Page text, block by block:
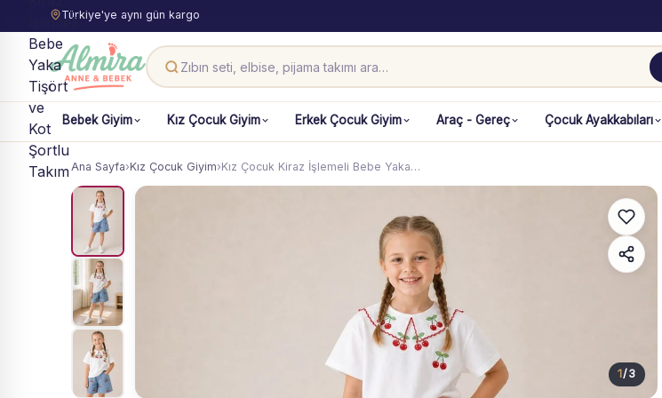
Türkiye'ye aynı gün kargo
Bebek Giyim Kız Çocuk Giyim Erkek Çocuk Giyim Araç - Gereç Çocuk Ayakkabıları
Ana Sayfa›Kız Çocuk Giyim›Kız Çocuk Kiraz İşlemeli Bebe Yaka…
1/3